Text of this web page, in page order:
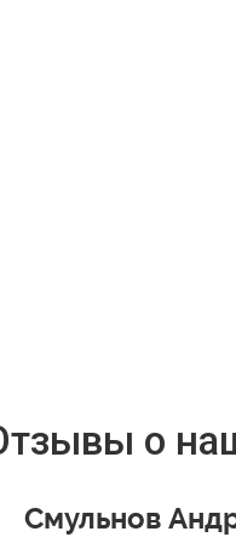
о
Смульнов